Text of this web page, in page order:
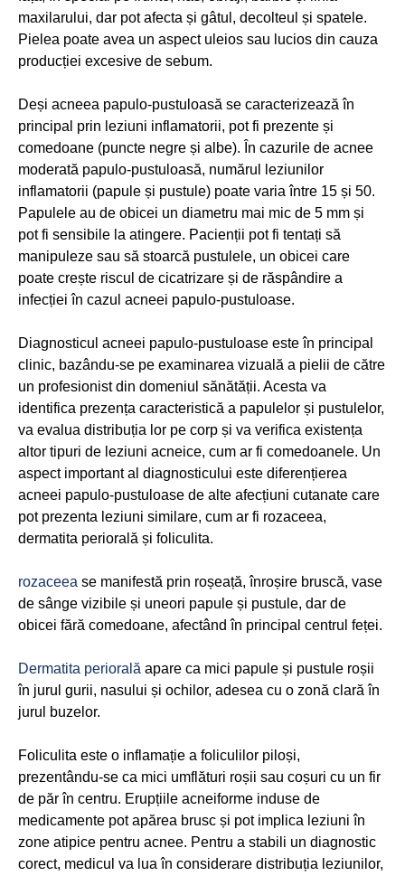
maxilarului, dar pot afecta și gâtul, decolteul și spatele.
Pielea poate avea un aspect uleios sau lucios din cauza
producției excesive de sebum.
Deși acneea papulo-pustuloasă se caracterizează în
principal prin leziuni inflamatorii, pot fi prezente și
comedoane (puncte negre și albe). În cazurile de acnee
moderată papulo-pustuloasă, numărul leziunilor
inflamatorii (papule și pustule) poate varia între 15 și 50.
Papulele au de obicei un diametru mai mic de 5 mm și
pot fi sensibile la atingere. Pacienții pot fi tentați să
manipuleze sau să stoarcă pustulele, un obicei care
poate crește riscul de cicatrizare și de răspândire a
infecției în cazul acneei papulo-pustuloase.
Diagnosticul acneei papulo-pustuloase este în principal
clinic, bazându-se pe examinarea vizuală a pielii de către
un profesionist din domeniul sănătății. Acesta va
identifica prezența caracteristică a papulelor și pustulelor,
va evalua distribuția lor pe corp și va verifica existența
altor tipuri de leziuni acneice, cum ar fi comedoanele. Un
aspect important al diagnosticului este diferențierea
acneei papulo-pustuloase de alte afecțiuni cutanate care
pot prezenta leziuni similare, cum ar fi rozaceea,
dermatita periorală și foliculita.
rozaceea se manifestă prin roșeață, înroșire bruscă, vase
de sânge vizibile și uneori papule și pustule, dar de
obicei fără comedoane, afectând în principal centrul feței.
Dermatita periorală apare ca mici papule și pustule roșii
în jurul gurii, nasului și ochilor, adesea cu o zonă clară în
jurul buzelor.
Foliculita este o inflamație a foliculilor piloși,
prezentându-se ca mici umflături roșii sau coșuri cu un fir
de păr în centru. Erupțiile acneiforme induse de
medicamente pot apărea brusc și pot implica leziuni în
zone atipice pentru acnee. Pentru a stabili un diagnostic
corect, medicul va lua în considerare distribuția leziunilor,